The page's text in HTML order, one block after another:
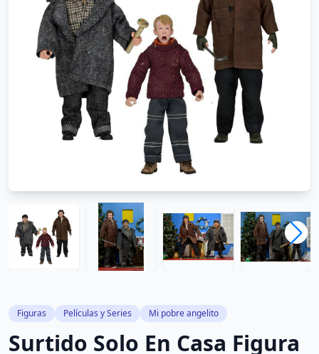
Figuras Películas y Series Mi pobre angelito
Surtido Solo En Casa Figura